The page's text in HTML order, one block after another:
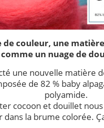
de couleur, une
comme un nuage de
une nouvelle matière
de 82 % baby
polyamide.
cocoon et douillet
dans la brume colorée.